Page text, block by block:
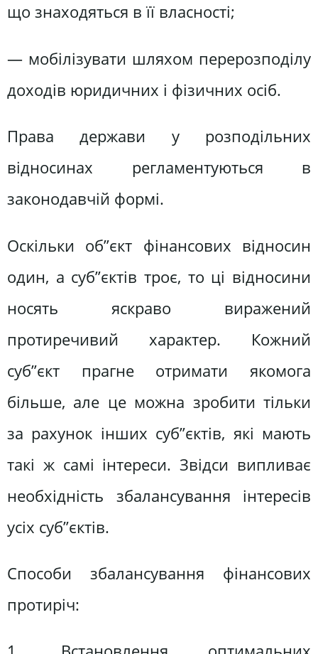
що знаходяться в її власності;
— мобілізувати шляхом перерозподілу
доходів юридичних і фізичних осіб.
Права держави у розподільних
відносинах регламентуються в
законодавчій формі.
Оскільки об”єкт фінансових відносин
один, а суб”єктів троє, то ці відносини
носять яскраво виражений
протиречивий характер. Кожний
суб”єкт прагне отримати якомога
більше, але це можна зробити тільки
за рахунок інших суб”єктів, які мають
такі ж самі інтереси. Звідси випливає
необхідність збалансування інтересів
усіх суб”єктів.
Способи збалансування фінансових
протиріч: